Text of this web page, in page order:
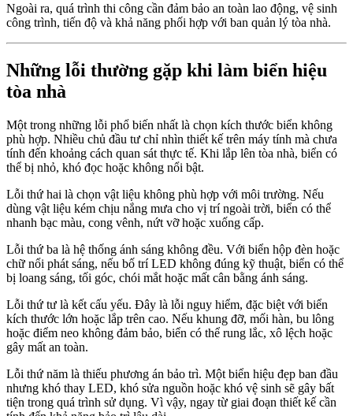
Ngoài ra, quá trình thi công cần đảm bảo an toàn lao động, vệ sinh
công trình, tiến độ và khả năng phối hợp với ban quản lý tòa nhà.
Những lỗi thường gặp khi làm biển hiệu
tòa nhà
Một trong những lỗi phổ biến nhất là chọn kích thước biển không
phù hợp. Nhiều chủ đầu tư chỉ nhìn thiết kế trên máy tính mà chưa
tính đến khoảng cách quan sát thực tế. Khi lắp lên tòa nhà, biển có
thể bị nhỏ, khó đọc hoặc không nổi bật.
Lỗi thứ hai là chọn vật liệu không phù hợp với môi trường. Nếu
dùng vật liệu kém chịu nắng mưa cho vị trí ngoài trời, biển có thể
nhanh bạc màu, cong vênh, nứt vỡ hoặc xuống cấp.
Lỗi thứ ba là hệ thống ánh sáng không đều. Với biển hộp đèn hoặc
chữ nổi phát sáng, nếu bố trí LED không đúng kỹ thuật, biển có thể
bị loang sáng, tối góc, chói mắt hoặc mất cân bằng ánh sáng.
Lỗi thứ tư là kết cấu yếu. Đây là lỗi nguy hiểm, đặc biệt với biển
kích thước lớn hoặc lắp trên cao. Nếu khung đỡ, mối hàn, bu lông
hoặc điểm neo không đảm bảo, biển có thể rung lắc, xô lệch hoặc
gây mất an toàn.
Lỗi thứ năm là thiếu phương án bảo trì. Một biển hiệu đẹp ban đầu
nhưng khó thay LED, khó sửa nguồn hoặc khó vệ sinh sẽ gây bất
tiện trong quá trình sử dụng. Vì vậy, ngay từ giai đoạn thiết kế cần